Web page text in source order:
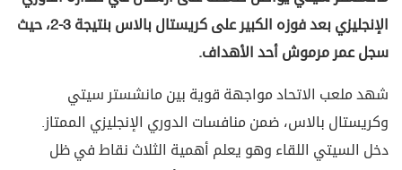
الإنجليزي بعد فوزه الكبير على كريستال بالاس بنتيجة 3-2، حيث
سجل عمر مرموش أحد الأهداف.
شهد ملعب الاتحاد مواجهة قوية بين مانشستر سيتي
وكريستال بالاس، ضمن منافسات الدوري الإنجليزي الممتاز.
دخل السيتي اللقاء وهو يعلم أهمية الثلاث نقاط في ظل